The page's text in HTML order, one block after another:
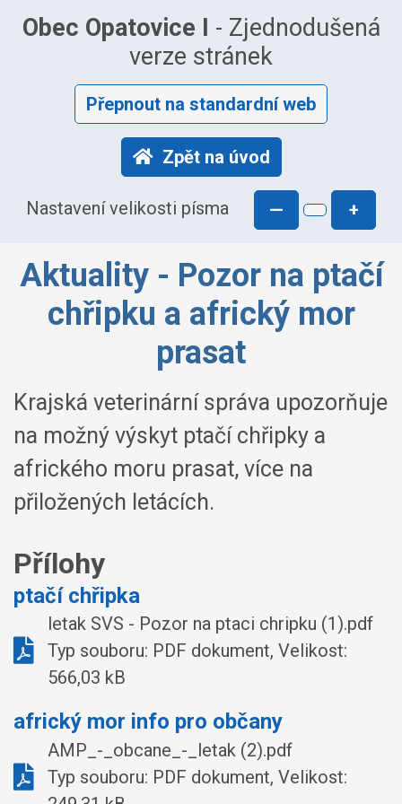
Obec Opatovice I - Zjednodušená
verze stránek
Přepnout na standardní web
Zpět na úvod
Nastavení velikosti písma — +
Aktuality - Pozor na ptačí
chřipku a africký mor
prasat
Krajská veterinární správa upozorňuje
na možný výskyt ptačí chřipky a
afrického moru prasat, více na
přiložených letácích.
Přílohy
ptačí chřipka
letak SVS - Pozor na ptaci chripku (1).pdf
Typ souboru: PDF dokument, Velikost:
566,03 kB
africký mor info pro občany
AMP_-_obcane_-_letak (2).pdf
Typ souboru: PDF dokument, Velikost: